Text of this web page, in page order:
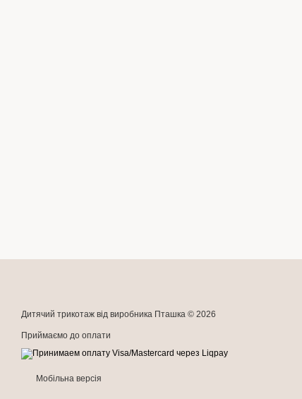
Дитячий трикотаж від виробника Пташка © 2026
Приймаємо до оплати
Мобільна версія